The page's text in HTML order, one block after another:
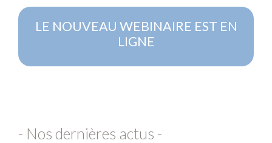
LE NOUVEAU WEBINAIRE EST EN
LIGNE
- Nos dernières actus -